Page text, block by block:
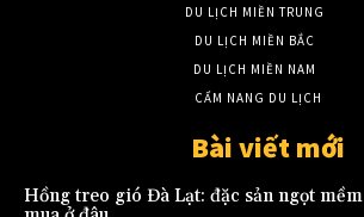
DU LỊCH MIỀN TRUNG
DU LỊCH MIỀN BẮC
DU LỊCH MIỀN NAM
CẨM NANG DU LỊCH
Bài viết mới
Hồng treo gió Đà Lạt: đặc sản ngọt mềm